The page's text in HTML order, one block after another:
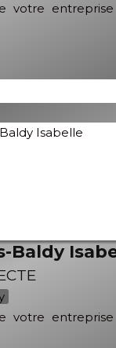
votre
Baldy
votre